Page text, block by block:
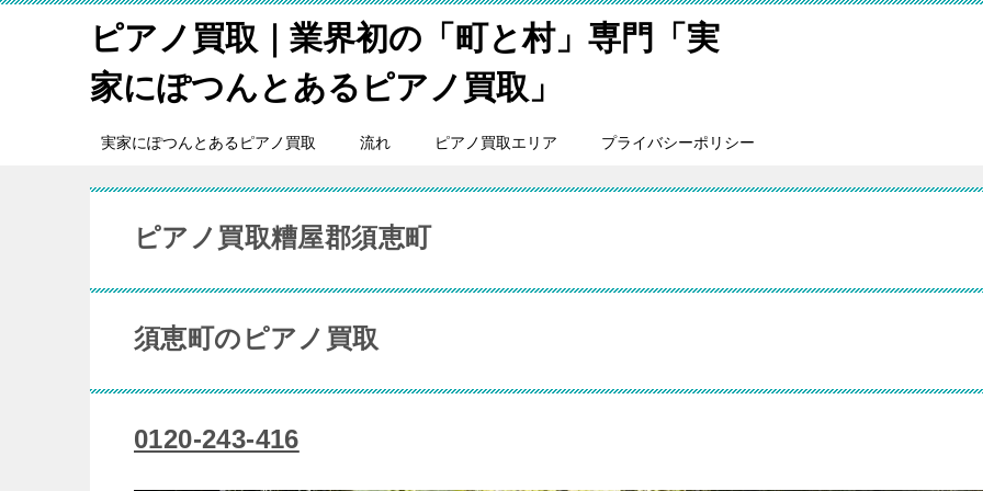
ピアノ買取｜業界初の「町と村」専門「実
家にぽつんとあるピアノ買取」
実家にぽつんとあるピアノ買取 流れ ピアノ買取エリア プライバシーポリシー
ピアノ買取糟屋郡須恵町
須恵町のピアノ買取
0120-243-416